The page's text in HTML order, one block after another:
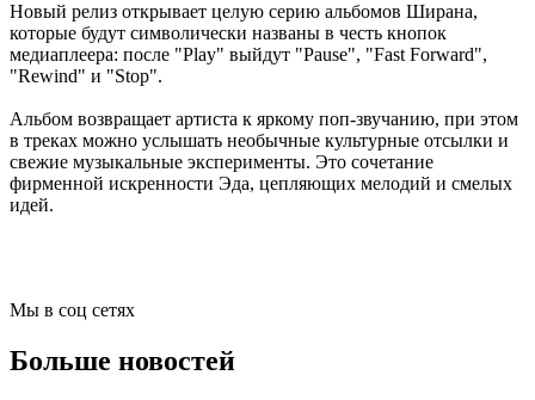
Новый релиз открывает целую серию альбомов Ширана,
которые будут символически названы в честь кнопок
медиаплеера: после "Play" выйдут "Pause", "Fast Forward",
"Rewind" и "Stop".
Альбом возвращает артиста к яркому поп-звучанию, при этом
в треках можно услышать необычные культурные отсылки и
свежие музыкальные эксперименты. Это сочетание
фирменной искренности Эда, цепляющих мелодий и смелых
идей.
Мы в соц сетях
Больше новостей